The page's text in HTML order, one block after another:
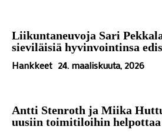
Liikuntaneuvoja Sari
sieviläisiä hyvinvointinsa
Hankkeet 24. maaliskuuta, 2026
Antti Stenroth ja Miika
uusiin toimitiloihin helpottaa